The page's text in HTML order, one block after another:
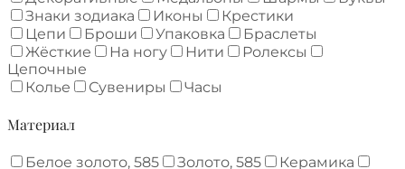
Знаки зодиака
Иконы
Крестики
Цепи
Броши Упаковка
Браслеты
Жёсткие
На ногу Нити
Ролексы
Цепочные
Колье
Сувениры Часы
Материал
Белое золото, 585 Золото, 585
Керамика